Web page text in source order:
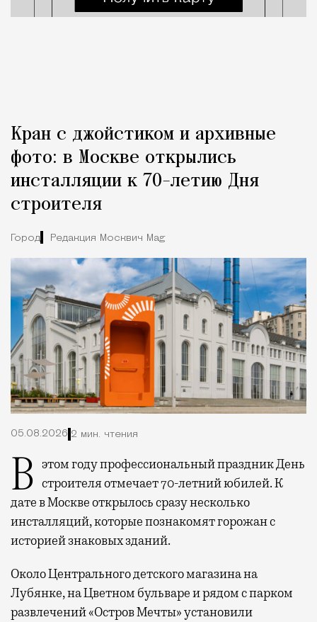
Кран с джойстиком и архивные
фото: в Москве открылись
инсталляции к 70-летию Дня
строителя
Город Редакция Москвич Mag
05.08.2026 2 мин. чтения
В этом году профессиональный праздник День строителя отмечает 70-летний юбилей. К
дате в Москве открылось сразу несколько
инсталляций, которые познакомят горожан с
историей знаковых зданий.
Около Центрального детского магазина на
Лубянке, на Цветном бульваре и рядом с парком
развлечений «Остров Мечты» установили